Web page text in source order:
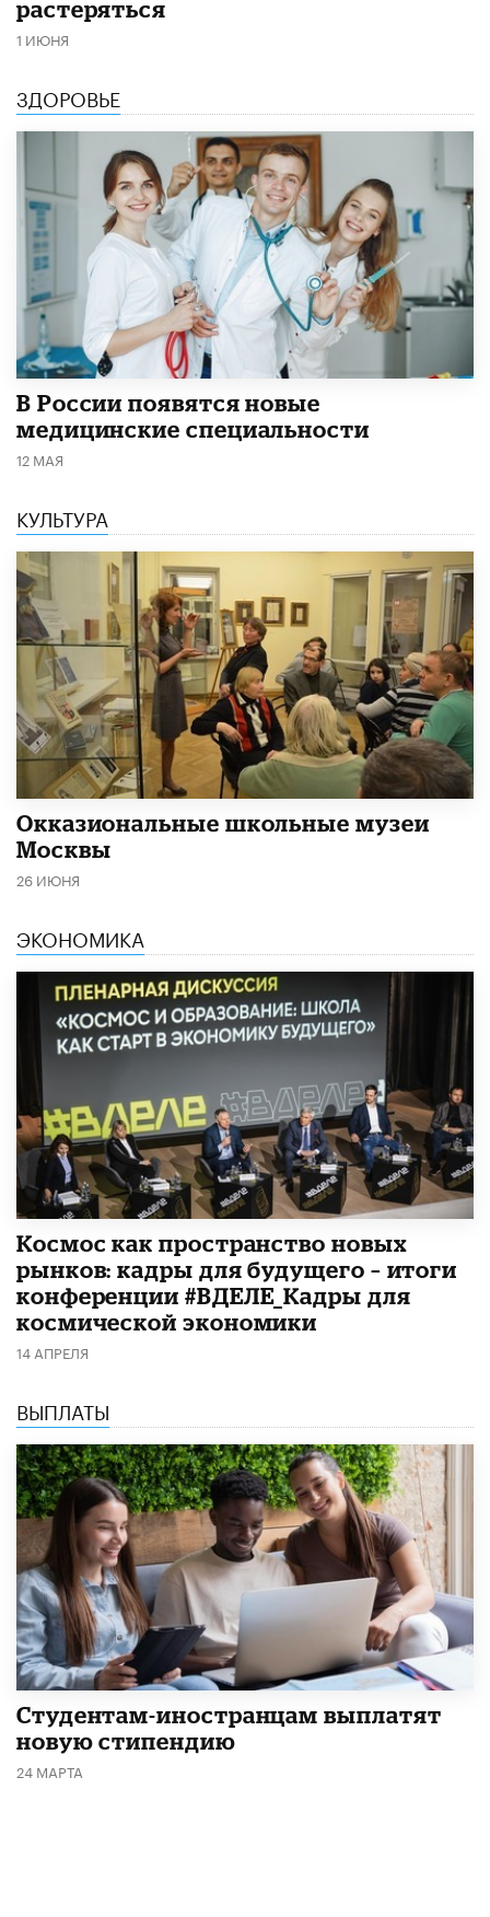
растеряться
1 ИЮНЯ
ЗДОРОВЬЕ
В России появятся новые
медицинские специальности
12 МАЯ
КУЛЬТУРА
​Окказиональные школьные музеи
Москвы
26 ИЮНЯ
ЭКОНОМИКА
Космос как пространство новых
рынков: кадры для будущего – итоги
конференции #ВДЕЛЕ_Кадры для
космической экономики
14 АПРЕЛЯ
ВЫПЛАТЫ
Студентам-иностранцам выплатят
новую стипендию
24 МАРТА